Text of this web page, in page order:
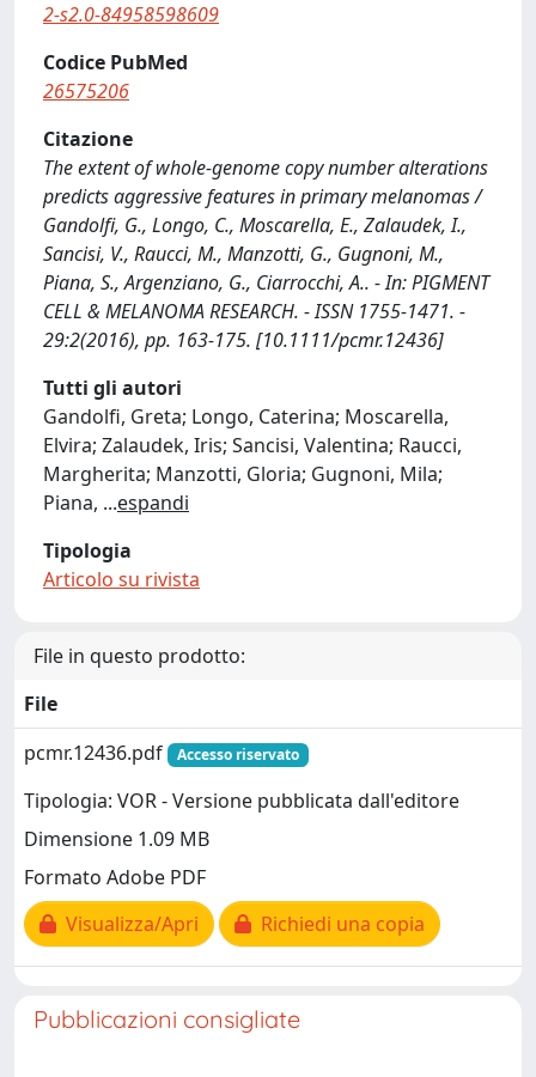
2-s2.0-84958598609
Codice PubMed
26575206
Citazione
The extent of whole-genome copy number alterations
predicts aggressive features in primary melanomas /
Gandolfi, G., Longo, C., Moscarella, E., Zalaudek, I.,
Sancisi, V., Raucci, M., Manzotti, G., Gugnoni, M.,
Piana, S., Argenziano, G., Ciarrocchi, A.. - In: PIGMENT
CELL & MELANOMA RESEARCH. - ISSN 1755-1471. -
29:2(2016), pp. 163-175. [10.1111/pcmr.12436]
Tutti gli autori
Gandolfi, Greta; Longo, Caterina; Moscarella,
Elvira; Zalaudek, Iris; Sancisi, Valentina; Raucci,
Margherita; Manzotti, Gloria; Gugnoni, Mila;
Piana, ...espandi
Tipologia
Articolo su rivista
File in questo prodotto:
File
pcmr.12436.pdf
Accesso riservato
Tipologia: VOR - Versione pubblicata dall'editore
Dimensione 1.09 MB
Formato Adobe PDF
Visualizza/Apri
Richiedi una copia
Pubblicazioni consigliate